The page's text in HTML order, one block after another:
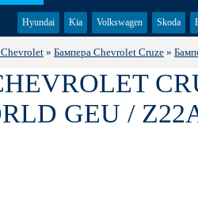
Hyundai Kia Volkswagen Skoda
» Бампера Chevrolet Cruze »
GEU /